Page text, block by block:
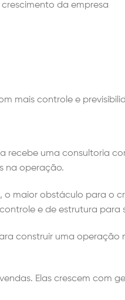
da empresa
mais controle e
recebe uma consultoria
na operação.
o maior obstáculo para o
e de estrutura para
construir uma
Elas crescem com